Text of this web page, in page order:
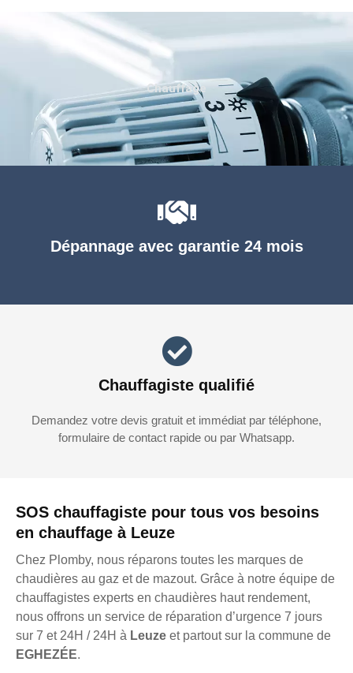
SOS chauffagiste pour tous vos besoins
en chauffage à Leuze
Chez Plomby, nous réparons toutes les marques de
chaudières au gaz et de mazout. Grâce à notre équipe de
chauffagistes experts en chaudières haut rendement,
nous offrons un service de réparation d’urgence 7 jours
sur 7 et 24H / 24H à Leuze et partout sur la commune de
EGHEZÉE.
Dépannage avec garantie 24 mois
Chauffagiste qualifié
Demandez votre devis gratuit et immédiat par téléphone,
formulaire de contact rapide ou par Whatsapp.
Chauffage